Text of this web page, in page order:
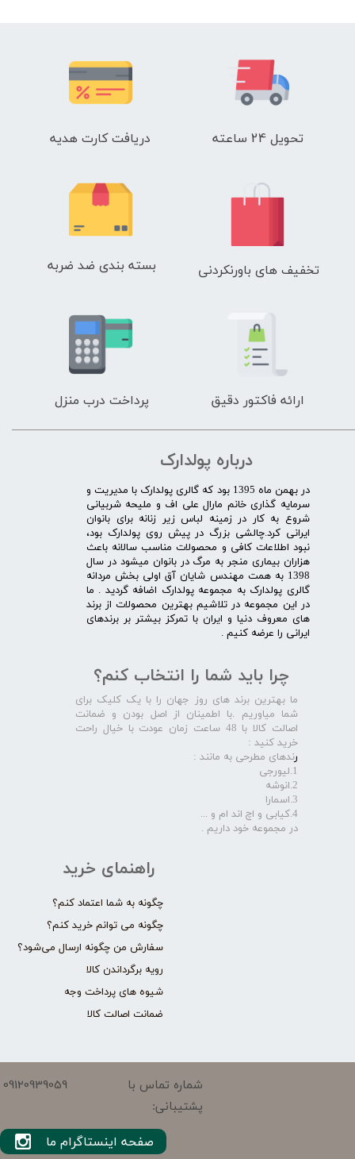
تحویل 24 ساعته دریافت کارت هدیه
تخفیف های باورنکردنی بسته بندی ضد ضربه
ارائه فاکتور دقیق پرداخت درب منزل
درباره پولدارک
در بهمن ماه 1395 بود که گالری پولدارک با مدیریت و
سرمایه گذاری خانم مارال علی اف و ملیحه شربیانی
شروع به کار در زمینه لباس زیر زنانه برای بانوان
ایرانی کرد.چالشی بزرگ در پیش روی پولدارک بود،
نبود اطلاعات کافی و محصولات مناسب سالانه باعث
هزاران بیماری منجر به مرگ در بانوان میشود در سال
1398 به همت مهندس شایان آق اولی بخش مردانه
گالری پولدارک به مجموعه پولدارک اضافه گردید . ما
در این مجموعه در تلاشیم بهترین محصولات از برند
های معروف دنیا و ایران با تمرکز بیشتر بر برندهای
ایرانی را عرضه کنیم .​​​​​​​
راهنمای خرید
چگونه به شما اعتماد کنم؟
چگونه می توانم خرید کنم؟
سفارش من چگونه ارسال می‌شود؟
رویه برگرداندن کالا
شیوه های پرداخت وجه
ضمانت اصالت کالا
چرا باید شما را انتخاب کنم؟
ما بهترین برند های روز جهان را با یک کلیک برای
شما میاوریم .با اطمینان از اصل بودن و ضمانت
اصالت کالا با 48 ساعت زمان عودت با خیال راحت
خرید کنید :
رندهای مطرحی به مانند :
1.لیورجی
2.انوشه
3.اسمارا
4.کیابی و اچ اند ام و ...
در مجموعه خود داریم .​​​​​​​
شماره تماس با
پشتیبانی:
09120939059
صفحه اینستاگرام ما